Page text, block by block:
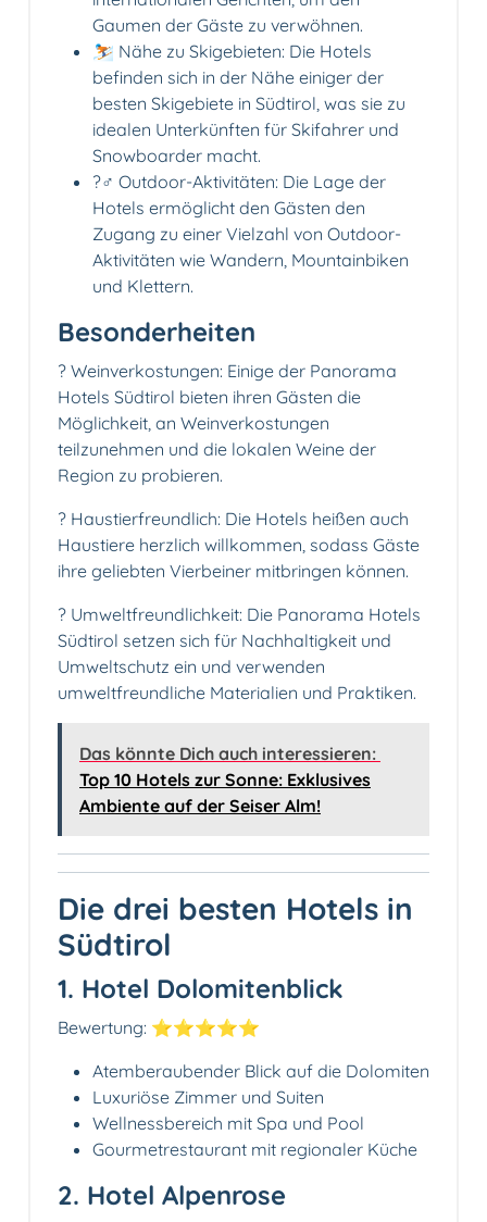
Gaumen der Gäste zu verwöhnen.
⛷ Nähe zu Skigebieten: Die Hotels
befinden sich in der Nähe einiger der
besten Skigebiete in Südtirol, was sie zu
idealen Unterkünften für Skifahrer und
Snowboarder macht.
?‍♂️ Outdoor-Aktivitäten: Die Lage der
Hotels ermöglicht den Gästen den
Zugang zu einer Vielzahl von Outdoor-
Aktivitäten wie Wandern, Mountainbiken
und Klettern.
Besonderheiten
? Weinverkostungen: Einige der Panorama
Hotels Südtirol bieten ihren Gästen die
Möglichkeit, an Weinverkostungen
teilzunehmen und die lokalen Weine der
Region zu probieren.
? Haustierfreundlich: Die Hotels heißen auch
Haustiere herzlich willkommen, sodass Gäste
ihre geliebten Vierbeiner mitbringen können.
? Umweltfreundlichkeit: Die Panorama Hotels
Südtirol setzen sich für Nachhaltigkeit und
Umweltschutz ein und verwenden
umweltfreundliche Materialien und Praktiken.
Das könnte Dich auch interessieren:
Top 10 Hotels zur Sonne: Exklusives
Ambiente auf der Seiser Alm!
Die drei besten Hotels in
Südtirol
1. Hotel Dolomitenblick
Bewertung: ⭐⭐⭐⭐⭐
Atemberaubender Blick auf die Dolomiten
Luxuriöse Zimmer und Suiten
Wellnessbereich mit Spa und Pool
Gourmetrestaurant mit regionaler Küche
2. Hotel Alpenrose